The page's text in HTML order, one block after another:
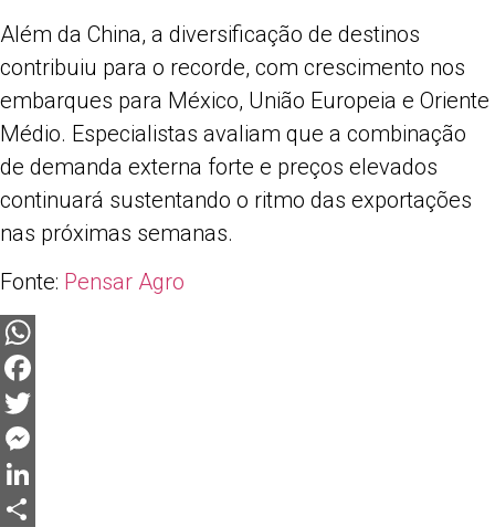
Além da China, a diversificação de destinos
contribuiu para o recorde, com crescimento nos
embarques para México, União Europeia e Oriente
Médio. Especialistas avaliam que a combinação
de demanda externa forte e preços elevados
continuará sustentando o ritmo das exportações
nas próximas semanas.
Fonte: Pensar Agro
WhatsApp
Facebook
Twitter
Messenger
LinkedIn